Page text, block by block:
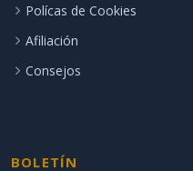
Polícas de Cookies
Afiliación
Consejos
BOLETÍN